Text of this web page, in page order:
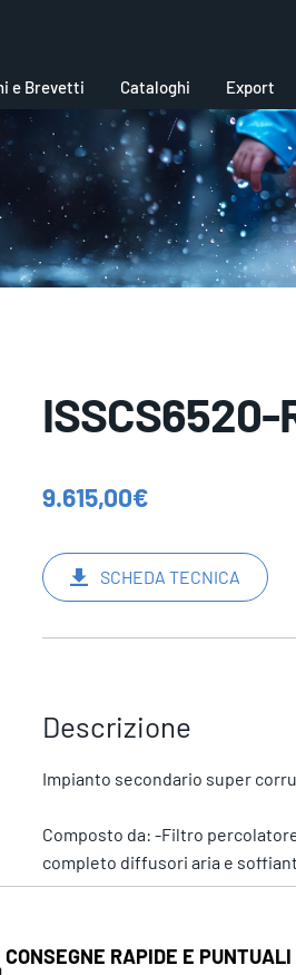
e Brevetti Cataloghi Export
ISSCS6520-
9.615,00€
SCHEDA TECNICA
Descrizione
Impianto secondario super
Composto da: -Filtro
completo diffusori aria e
CONSEGNE RAPIDE E PUNTUALI